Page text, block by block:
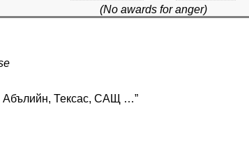
(No awards for anger)
Абълийн, Тексас, САЩ …”